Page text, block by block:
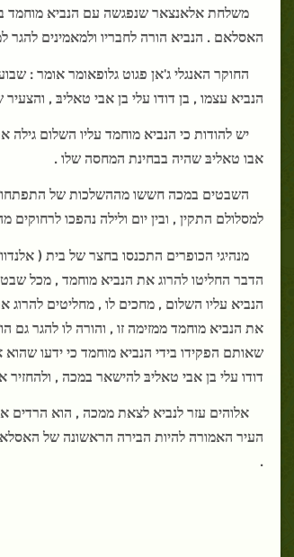
משלחת אלאנצאר שנפגשה עם הנביא מוחמד
האסלאם . הנביא הורה לחבריו ולמאמינים להגר
החוקר האנגלי ג'אן פגוט גלופאומר אומר :
הנביא עצמו , בן דודו עלי בן אבי טאליבּ ,
יש להודות כי הנביא מוחמד עליו השלום
אבו טאליבּ שהיה בבחינת המחסה שלו .
השבטים במכה חששו מההשלכות של
למסלולם התקין , ובין יום ולילה נהפכו לרחוקים
מנהיגי הכופרים התכנסו בחצר של בית (
הדבר החליטו להרוג את הנביא מוחמד , מכל
הנביא עליו השלום , מחכים לו , מחליטים
את הנביא מוחמד ממזימה זו , והורה לו להגר
שאותם הפקידו בידי הנביא מוחמד כי ידעו
דודו עלי בן אבי טאליבּ להישאר במכה , ולהחזיר
אלוהים עזר לנביא לצאת ממכה , הוא הרדים
העיר האמורה להיות הבירה הראשונה של
.